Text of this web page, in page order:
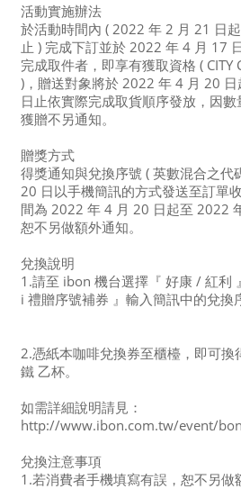
活動實施辦法
於活動時間內 ( 2022 年 2 月 21 日
止 ) 完成下訂並於 2022 年 4 月 17
完成取件者，即享有獲取資格 ( CITY
)，贈送對象將於 2022 年 4 月 20
日止依實際完成取貨順序發放，因
獲贈不另通知。
贈獎方式
得獎通知與兌換序號 ( 英數混合之代
20 日以手機簡訊的方式發送至訂單
間為 2022 年 4 月 20 日起至 2022
恕不另做額外通知。
兌換說明
1.請至 ibon 機台選擇『 好康 / 紅
i 禮贈序號補券 』輸入簡訊中的兌換
2.憑紙本咖啡兌換券至櫃檯，即可換
鐵 乙杯。
如需詳細說明請見：
http://www.ibon.com.tw/event/
兌換注意事項
1.若消費者手機填寫有誤，恕不另做